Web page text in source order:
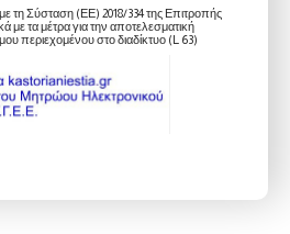
Σύσταση (ΕΕ) 2018/334 της Επιτροπής
με τα μέτρα για την αποτελεσματική
περιεχομένου στο διαδίκτυο (L 63)